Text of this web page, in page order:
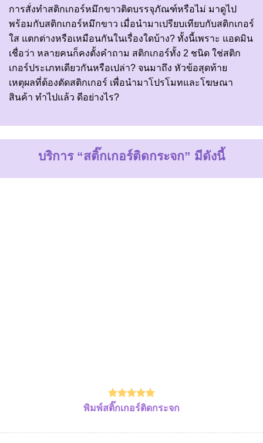
การสั่งทำสติกเกอร์หมึกขาวติดบรรจุภัณฑ์หรือไม่ มาดูไป
พร้อมกับสติกเกอร์หมึกขาว เมื่อนำมาเปรียบเทียบกับสติกเกอร์
ใส แตกต่างหรือเหมือนกันในเรื่องใดบ้าง? ทั้งนี้เพราะ แอดมิน
เชื่อว่า หลายคนก็คงตั้งคำถาม สติกเกอร์ทั้ง 2 ชนิด ใช่สติก
เกอร์ประเภทเดียวกันหรือเปล่า? จนมาถึง หัวข้อสุดท้าย
เหตุผลที่ต้องตัดสติกเกอร์ เพื่อนำมาโปรโมทและโฆษณา
สินค้า ทำไปแล้ว ดีอย่างไร?
บริการ “สติ๊กเกอร์ติดกระจก” มีดังนี้
พิมพ์สติ๊กเกอร์ติดกระจก